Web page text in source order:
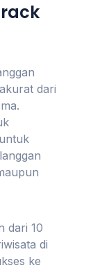
dari
dari 10
di
ke